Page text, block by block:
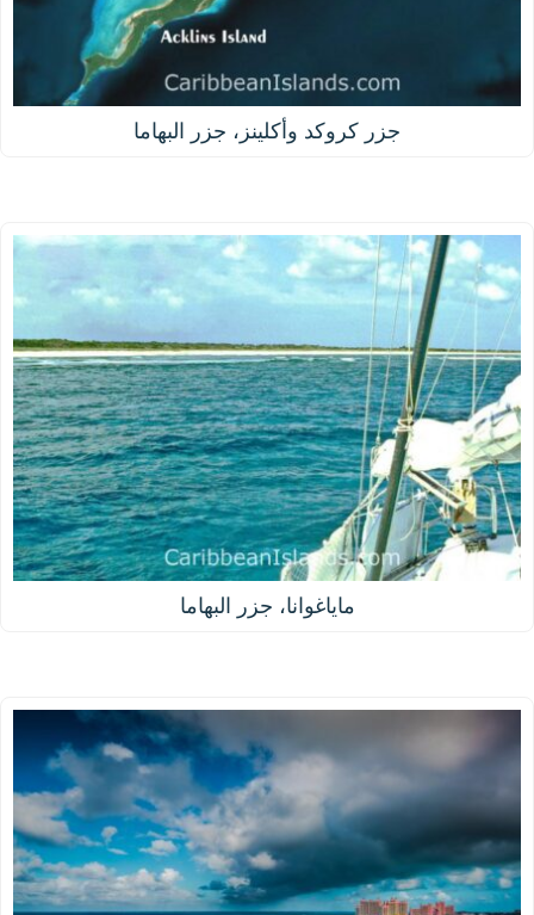
جزر كروكد وأكلينز، جزر البهاما
ماياغوانا، جزر البهاما